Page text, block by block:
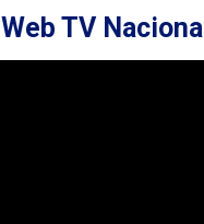
Web TV Nacional